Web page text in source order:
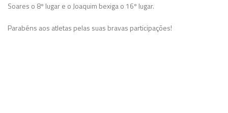
Soares o 8º lugar e o Joaquim bexiga o 16º lugar.
Parabéns aos atletas pelas suas bravas participações!